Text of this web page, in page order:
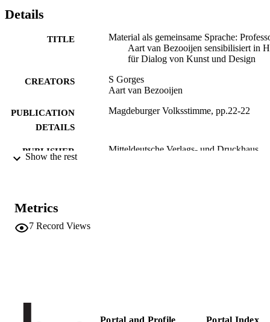
Details
TITLE
Material als gemeinsame Sprache:
Aart van Bezooijen sensibilisiert in
für Dialog von Kunst und Design
CREATORS
S Gorges
Aart van Bezooijen
PUBLICATION
DETAILS
Magdeburger Volksstimme, pp.22-22
PUBLISHER
Mitteldeutsche Verlags- und Druckhaus
IDENTIFIERS
Show the rest
Metrics
7 Record Views
Portal and Profile Portal Index